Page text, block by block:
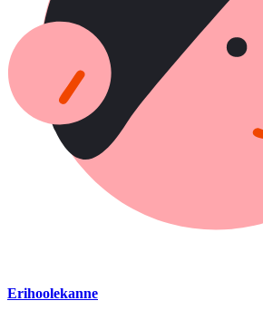
Erihoolekanne